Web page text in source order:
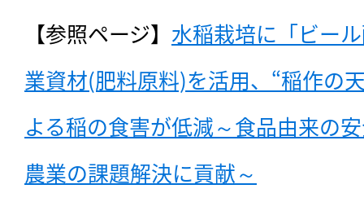
【参照ページ】 水稲栽培に「ビー
業資材(肥料原料)を活用、“稲作の
よる稲の食害が低減～食品由来の
農業の課題解決に貢献～